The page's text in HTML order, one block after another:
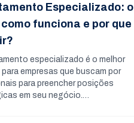
Especializado: o
como funciona e por que
especializado é o melhor
empresas que buscam por
para preencher posições
em seu negócio.…